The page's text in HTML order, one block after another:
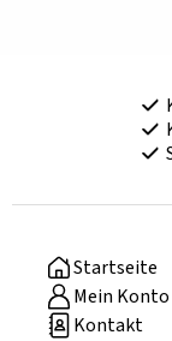
Startseite
Mein Konto
Kontakt